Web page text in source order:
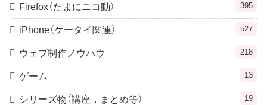
Firefox（たまにニコ動） 395
iPhone（ケータイ関連） 527
ウェブ制作ノウハウ 218
ゲーム 13
シリーズ物（講座，まとめ等） 19